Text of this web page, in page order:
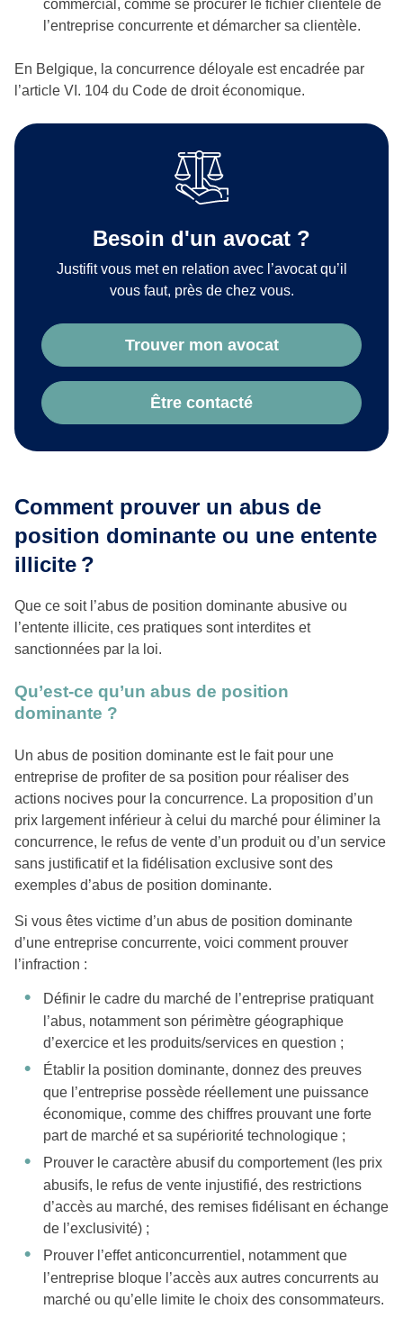
commercial, comme se procurer le fichier clientèle de
l’entreprise concurrente et démarcher sa clientèle.
En Belgique, la concurrence déloyale est encadrée par
l’article VI. 104 du Code de droit économique.
Besoin d'un avocat ?
Justifit vous met en relation avec l’avocat qu’il
vous faut, près de chez vous.
Trouver mon avocat
Être contacté
Comment prouver un abus de
position dominante ou une entente
illicite ?
Que ce soit l’abus de position dominante abusive ou
l’entente illicite, ces pratiques sont interdites et
sanctionnées par la loi.
Qu’est-ce qu’un abus de position
dominante ?
Un abus de position dominante est le fait pour une
entreprise de profiter de sa position pour réaliser des
actions nocives pour la concurrence. La proposition d’un
prix largement inférieur à celui du marché pour éliminer la
concurrence, le refus de vente d’un produit ou d’un service
sans justificatif et la fidélisation exclusive sont des
exemples d’abus de position dominante.
Si vous êtes victime d’un abus de position dominante
d’une entreprise concurrente, voici comment prouver
l’infraction :
Définir le cadre du marché de l’entreprise pratiquant
l’abus, notamment son périmètre géographique
d’exercice et les produits/services en question ;
Établir la position dominante, donnez des preuves
que l’entreprise possède réellement une puissance
économique, comme des chiffres prouvant une forte
part de marché et sa supériorité technologique ;
Prouver le caractère abusif du comportement (les prix
abusifs, le refus de vente injustifié, des restrictions
d’accès au marché, des remises fidélisant en échange
de l’exclusivité) ;
Prouver l’effet anticoncurrentiel, notamment que
l’entreprise bloque l’accès aux autres concurrents au
marché ou qu’elle limite le choix des consommateurs.